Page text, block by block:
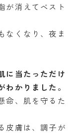
が消えてベスト
なくなり、夜ま
に当たっただけ
かりました。
命、肌を守るた
皮膚は、調子が